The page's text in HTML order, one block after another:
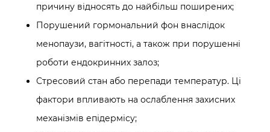
причину відносять до найбільш поширених;
Порушений гормональний фон внаслідок
менопаузи, вагітності, а також при порушенні
роботи ендокринних залоз;
Стресовий стан або перепади температур. Ці
фактори впливають на ослаблення захисних
механізмів епідермісу;